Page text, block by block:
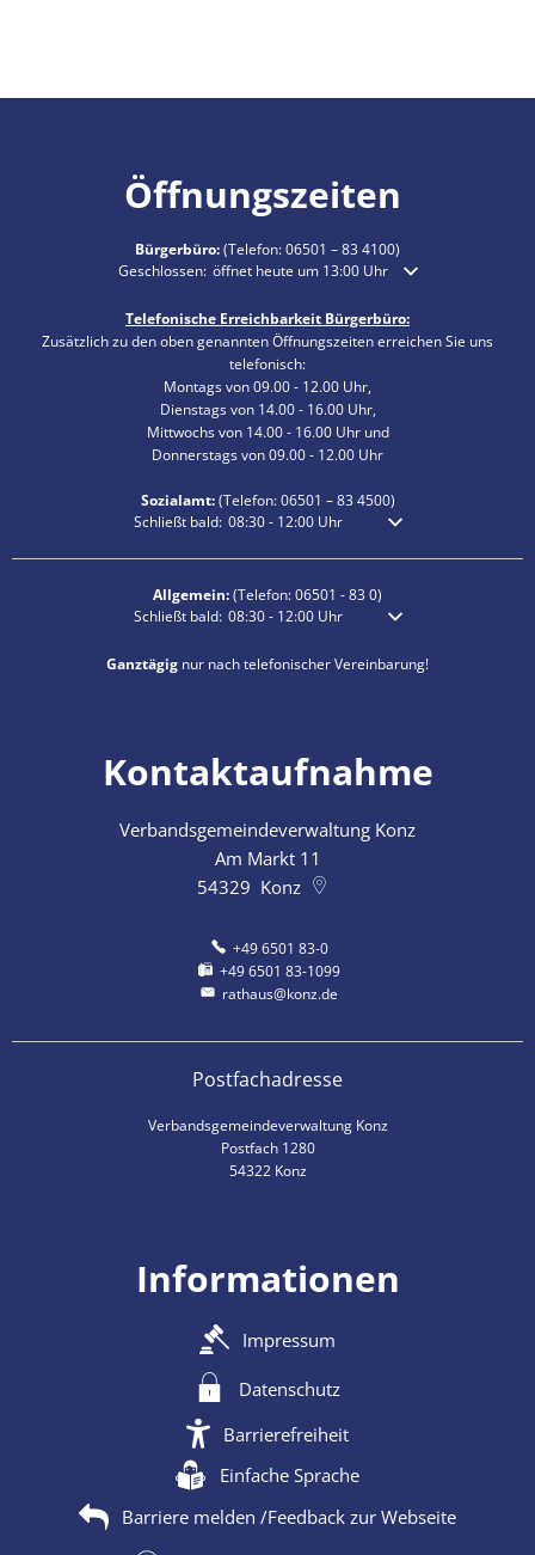
Öffnungszeiten
Bürgerbüro:(Telefon:06501 – 83 4100)
Klicken, um weitere Öffnungs- oder Schließzeiten
Geschlossen: öffnet heute um 13:00 Uhr
Telefonische Erreichbarkeit Bürgerbüro:
Zusätzlich zu den oben genannten Öffnungszeiten erreichen Sie uns
telefonisch:
Montags von 09.00 - 12.00 Uhr,
Dienstags von 14.00 - 16.00 Uhr,
Mittwochs von 14.00 - 16.00 Uhr und
Donnerstags von 09.00 - 12.00 Uhr
Sozialamt:(Telefon:06501 – 834500)
Klicken, um weitere Öffnungs- oder Schließzeiten
Schließt bald: 08:30- 12:00Uhr Von 08:30 bis 12:00 Uhr
Allgemein:(Telefon:06501 - 83 0)
Klicken, um weitere Öffnungs- oder Schließzeiten
Schließt bald: 08:30- 12:00Uhr Von 08:30 bis 12:00 Uhr
Ganztägig nur nach telefonischer Vereinbarung!
Kontaktaufnahme
Verbandsgemeindeverwaltung Konz
Am Markt 11
54329 Konz
+49 6501 83-0
+49 6501 83-1099
rathaus@konz.de
Postfachadresse
Verbandsgemeindeverwaltung Konz
Postfach 1280
54322 Konz
Informationen
Impressum
Datenschutz
Barrierefreiheit
Einfache Sprache
Barriere melden /Feedback zur Webseite